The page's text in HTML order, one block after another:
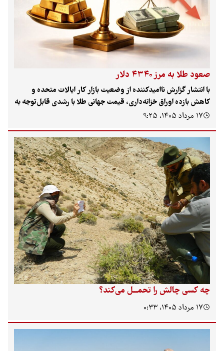
صعود طلا به مرز ۴۳۴۰ دلار
با انتشار گزارش ناامیدکننده از وضعیت بازار کار ایالات متحده و
کاهش بازده اوراق خزانه‌داری، قیمت جهانی طلا با رشدی قابل‌توجه به
محدوده ۴۳۴۰ دلار رسید. این تحول اقتصادی باعث تضعیف دلار و
گران‌بها در بازارهای جهانی ترسیم کرده است.
۱۷ مرداد ۱۴۰۵، ۹:۲۵
چه کسی چالش را تحمـــل می‌کند؟
۱۷ مرداد ۱۴۰۵، ۰:۳۳